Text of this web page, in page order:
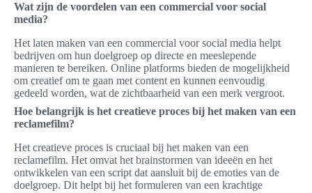
Wat zijn de voordelen van een commercial voor social
media?
Het laten maken van een commercial voor social media helpt
bedrijven om hun doelgroep op directe en meeslepende
manieren te bereiken. Online platforms bieden de mogelijkheid
om creatief om te gaan met content en kunnen eenvoudig
gedeeld worden, wat de zichtbaarheid van een merk vergroot.
Hoe belangrijk is het creatieve proces bij het maken van een
reclamefilm?
Het creatieve proces is cruciaal bij het maken van een
reclamefilm. Het omvat het brainstormen van ideeën en het
ontwikkelen van een script dat aansluit bij de emoties van de
doelgroep. Dit helpt bij het formuleren van een krachtige